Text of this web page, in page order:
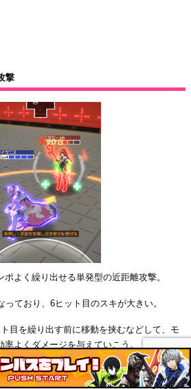
撃
よく繰り出せる単発型の近距離攻撃。
ており、6ヒット目のスキが大きい。
目を繰り出す前に移動を挟むなどして、モ
よくダメージを与えていこう。
は攻撃倍率が低いが、ヒーローアクション
、アビリティをうまく使えればメイン攻撃